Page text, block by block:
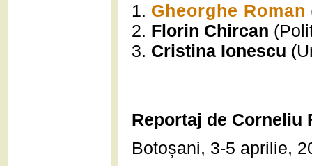
1. Gheorghe Roman
2. Florin Chircan
3. Cristina Ionescu
Reportaj de Corneliu
Botoșani, 3-5 aprilie,